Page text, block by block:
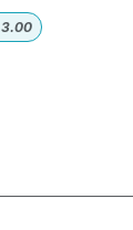
3.00